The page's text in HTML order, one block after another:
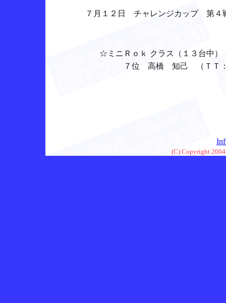
７月１２日 チャレンジカップ 第４
☆ミニＲｏｋ クラス（１３台中）
７位 高橋 知己 （ＴＴ：
(C) Copyright